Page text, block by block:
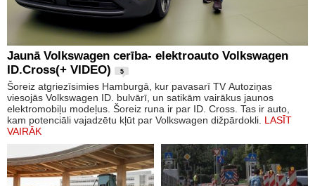
Jaunā Volkswagen cerība- elektroauto Volkswagen
ID.Cross(+ VIDEO)
5
Šoreiz atgriezīsimies Hamburgā, kur pavasarī TV Autoziņas
viesojās Volkswagen ID. bulvārī, un satikām vairākus jaunos
elektromobiļu modeļus. Šoreiz runa ir par ID. Cross. Tas ir auto,
kam potenciāli vajadzētu kļūt par Volkswagen dižpārdokli. LASĪT
VAIRĀK